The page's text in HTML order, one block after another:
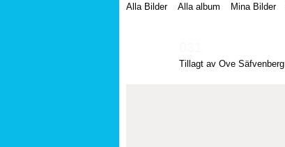
Alla Bilder Alla album Mina Bilder
Tillagt av Ove Säfvenberg